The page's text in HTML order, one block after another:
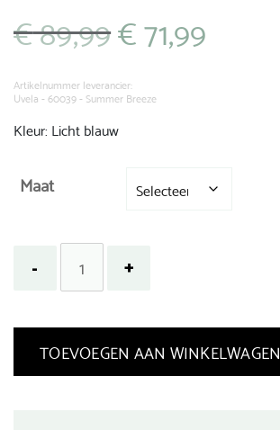
€89,99 Oorspronkelijke
prijs
€ 89,99.
€71,99
Artikelnummer leverancier:
Uvela - 60039 - Summer Breeze
Kleur: Licht blauw
Maat
TOEVOEGEN AAN WINKELWAGEN